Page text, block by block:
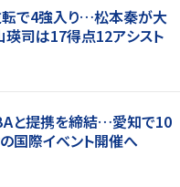
転で4強入り…松本秦が大
瑛司は17得点12アシスト
と提携を締結…愛知で10
国際イベント開催へ